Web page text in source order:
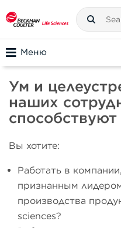
Меню
Ум и
наших
Вы хотите:
Работать в
признанным
производства
sciences?